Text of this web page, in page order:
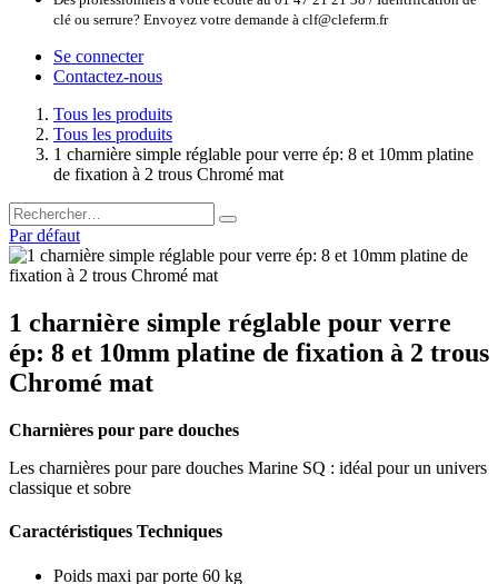
clé ou serrure? Envoyez votre demande à clf@cleferm.fr
Se connecter
Contactez-nous
Tous les produits
Tous les produits
1 charnière simple réglable pour verre ép: 8 et 10mm platine
de fixation à 2 trous Chromé mat
Par défaut
1 charnière simple réglable pour verre
ép: 8 et 10mm platine de fixation à 2 trous
Chromé mat
Charnières pour pare douches
Les charnières pour pare douches Marine SQ : idéal pour un univers
classique et sobre
Caractéristiques Techniques
Poids maxi par porte 60 kg